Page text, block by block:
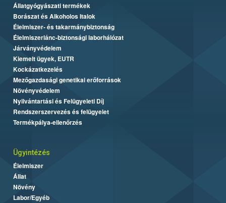
Állatgyógyászati termékek
Borászat és Alkoholos Italok
Élelmiszer- és takarmánybiztonság
Élelmiszerlánc-biztonsági laborhálózat
Járványvédelem
Kiemelt ügyek, EUTR
Kockázatkezelés
Mezőgazdasági genetikai erőforrások
Növényvédelem
Nyilvántartási és Felügyeleti Díj
Rendszerszervezés és felügyelet
Termékpálya-ellenőrzés
Ügyintézés
Élelmiszer
Állat
Növény
Labor/Egyéb